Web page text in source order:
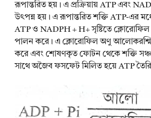
রূপান্তরিত হয়। এ প্রক্রিয়ায় ATP এবং
উৎপন্ন হয়। এ রূপান্তরিত শক্তি ATP-এর
ATP ও NADPH + H+ সৃষ্টিতে ক্লোরোফিল
পালন করে। এ ক্লোরোফিল অণু
করে এবং শোষণকৃত ফোটন থেকে শক্তি
সাথে অজৈব ফসফেট মিলিত হয়ে ATP